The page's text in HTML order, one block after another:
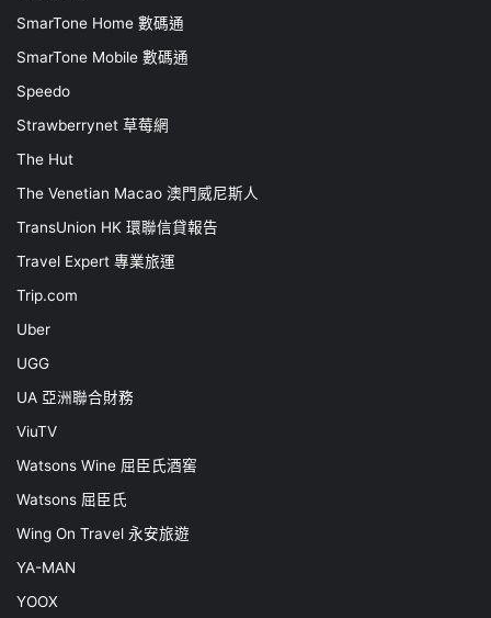
SmarTone Home 數碼通
SmarTone Mobile 數碼通
Speedo
Strawberrynet 草莓網
The Hut
The Venetian Macao 澳門威尼斯人
TransUnion HK 環聯信貸報告
Travel Expert 專業旅運
Trip.com
Uber
UGG
UA 亞洲聯合財務
ViuTV
Watsons Wine 屈臣氏酒窖
Watsons 屈臣氏
Wing On Travel 永安旅遊
YA-MAN
YOOX